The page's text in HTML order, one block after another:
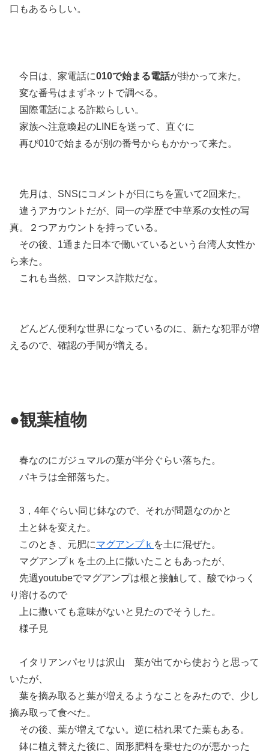
口もあるらしい。
今日は、家電話に010で始まる電話が掛かって来た。
変な番号はまずネットで調べる。
国際電話による詐欺らしい。
家族へ注意喚起のLINEを送って、直ぐに
再び010で始まるが別の番号からもかかって来た。
先月は、SNSにコメントが日にちを置いて2回来た。
違うアカウントだが、同一の学歴で中華系の女性の写
真。２つアカウントを持っている。
その後、1通また日本で働いているという台湾人女性か
ら来た。
これも当然、ロマンス詐欺だな。
どんどん便利な世界になっているのに、新たな犯罪が増
えるので、確認の手間が増える。
●観葉植物
春なのにガジュマルの葉が半分ぐらい落ちた。
パキラは全部落ちた。
3，4年ぐらい同じ鉢なので、それが問題なのかと
土と鉢を変えた。
このとき、元肥にマグアンプｋ を土に混ぜた。
マグアンプｋを土の上に撒いたこともあったが、
先週youtubeでマグアンプは根と接触して、酸でゆっく
り溶けるので
上に撒いても意味がないと見たのでそうした。
様子見
イタリアンパセリは沢山 葉が出てから使おうと思って
いたが、
葉を摘み取ると葉が増えるようなことをみたので、少し
摘み取って食べた。
その後、葉が増えてない。逆に枯れ果てた葉もある。
鉢に植え替えた後に、固形肥料を乗せたのが悪かった